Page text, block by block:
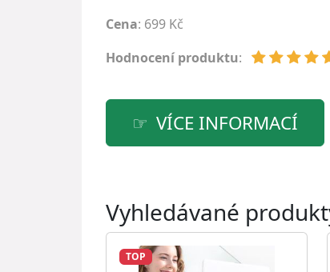
Cena: 699 Kč
Hodnocení produktu:
VÍCE INFORMACÍ
Vyhledávané
TOP